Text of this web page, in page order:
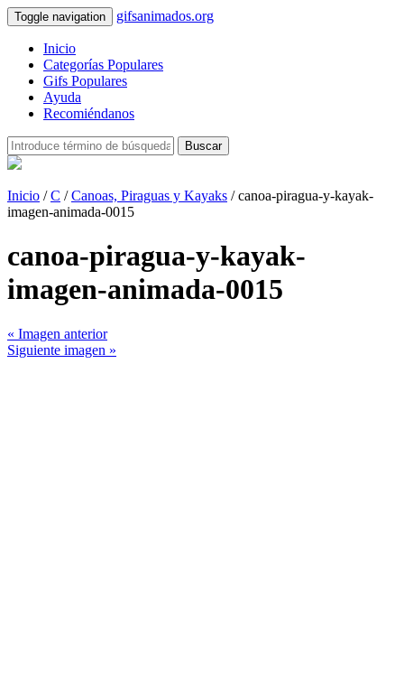
Toggle navigation gifsanimados.org
Inicio
Categorías Populares
Gifs Populares
Ayuda
Recomiéndanos
Buscar
Inicio /C /Canoas, Piraguas y Kayaks / canoa-piragua-y-kayak-
imagen-animada-0015
canoa-piragua-y-kayak-
imagen-animada-0015
« Imagen anterior
Siguiente imagen »